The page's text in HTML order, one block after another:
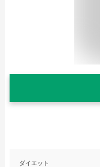
ダイエット